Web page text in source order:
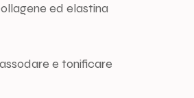
ed elastina
e tonificare